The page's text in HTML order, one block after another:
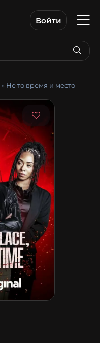
Войти
» Не то время и место